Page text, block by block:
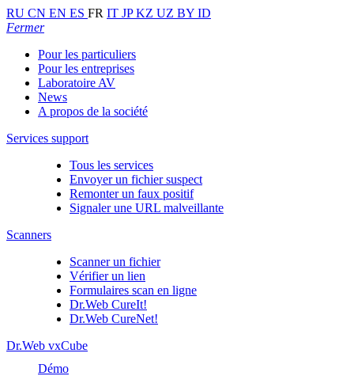
RU CN EN ES FR IT JPKZ UZ BY ID
Fermer
Pour les particuliers
Pour les entreprises
Laboratoire AV
News
A propos de la société
Services support
Tous les services
Envoyer un fichier suspect
Remonter un faux positif
Signaler une URL malveillante
Scanners
Scanner un fichier
Vérifier un lien
Formulaires scan en ligne
Dr.Web CureIt!
Dr.Web CureNet!
Dr.Web vxCube
Démo